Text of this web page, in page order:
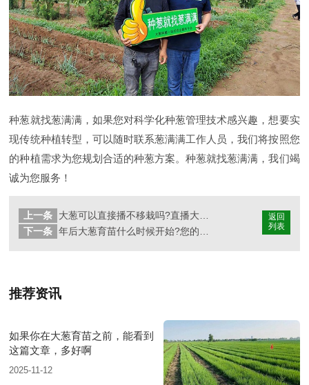
种葱就找葱满满，如果您对科学化种葱管理技术感兴趣，想要实
现传统种植转型，可以随时联系葱满满工作人员，我们将按照您
的种植需求为您规划合适的种葱方案。种葱就找葱满满，我们竭
诚为您服务！
返回
列表
上一条
大葱可以直接播不移栽吗?直播大葱产量怎么样?
下一条
推荐资讯
如果你在大葱育苗之前，能看到
这篇文章，多好啊
2025-11-12